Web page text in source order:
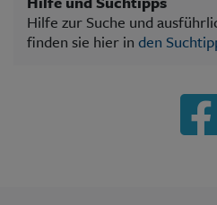
Hilfe zur Suche und
finden sie hier in den